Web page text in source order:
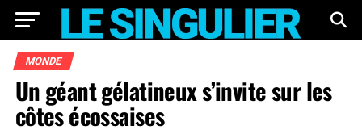
MONDE
Un géant gélatineux s’invite sur les
côtes écossaises